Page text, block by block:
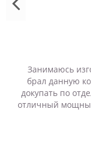
Занимаюсь
брал данную
докупать по
отличный